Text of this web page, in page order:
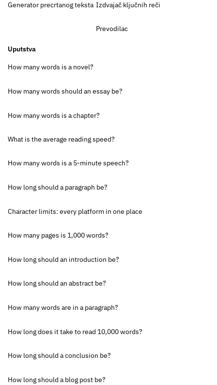
Generator precrtanog teksta Izdvajač ključnih reči
Prevodilac
Uputstva
How many words is a novel?
How many words should an essay be?
How many words is a chapter?
What is the average reading speed?
How many words is a 5-minute speech?
How long should a paragraph be?
Character limits: every platform in one place
How many pages is 1,000 words?
How long should an introduction be?
How long should an abstract be?
How many words are in a paragraph?
How long does it take to read 10,000 words?
How long should a conclusion be?
How long should a blog post be?